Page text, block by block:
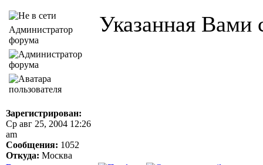
Администратор
форума
Зарегистрирован:
Ср авг 25, 2004 12:26
am
Сообщения: 1052
Откуда: Москва
Указанная Вами